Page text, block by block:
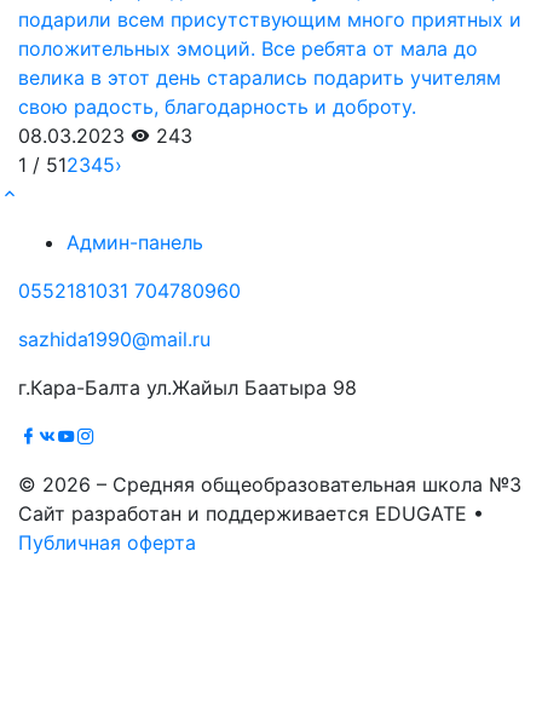
подарили всем присутствующим много приятных и
положительных эмоций. Все ребята от мала до
велика в этот день старались подарить учителям
свою радость, благодарность и доброту.
08.03.2023
243
1 / 512345›
Админ-панель
0552181031 704780960
sazhida1990@mail.ru
г.Кара-Балта ул.Жайыл Баатыра 98
© 2026 – Средняя общеобразовательная школа №3
Сайт разработан и поддерживается EDUGATE •
Публичная оферта